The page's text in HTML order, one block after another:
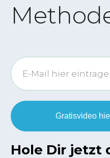
Gratisvideo
Hole Dir jetzt